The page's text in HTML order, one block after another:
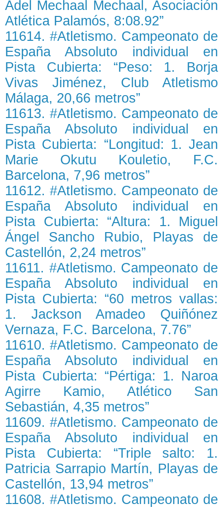
Adel Mechaal Mechaal, Asociación
Atlética Palamós, 8:08.92”
11614. #Atletismo. Campeonato de
España Absoluto individual en
Pista Cubierta: “Peso: 1. Borja
Vivas Jiménez, Club Atletismo
Málaga, 20,66 metros”
11613. #Atletismo. Campeonato de
España Absoluto individual en
Pista Cubierta: “Longitud: 1. Jean
Marie Okutu Kouletio, F.C.
Barcelona, 7,96 metros”
11612. #Atletismo. Campeonato de
España Absoluto individual en
Pista Cubierta: “Altura: 1. Miguel
Ángel Sancho Rubio, Playas de
Castellón, 2,24 metros”
11611. #Atletismo. Campeonato de
España Absoluto individual en
Pista Cubierta: “60 metros vallas:
1. Jackson Amadeo Quiñónez
Vernaza, F.C. Barcelona, 7.76”
11610. #Atletismo. Campeonato de
España Absoluto individual en
Pista Cubierta: “Pértiga: 1. Naroa
Agirre Kamio, Atlético San
Sebastián, 4,35 metros”
11609. #Atletismo. Campeonato de
España Absoluto individual en
Pista Cubierta: “Triple salto: 1.
Patricia Sarrapio Martín, Playas de
Castellón, 13,94 metros”
11608. #Atletismo. Campeonato de